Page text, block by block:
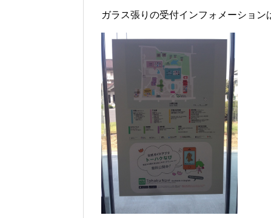
ガラス張りの受付インフォメーショ